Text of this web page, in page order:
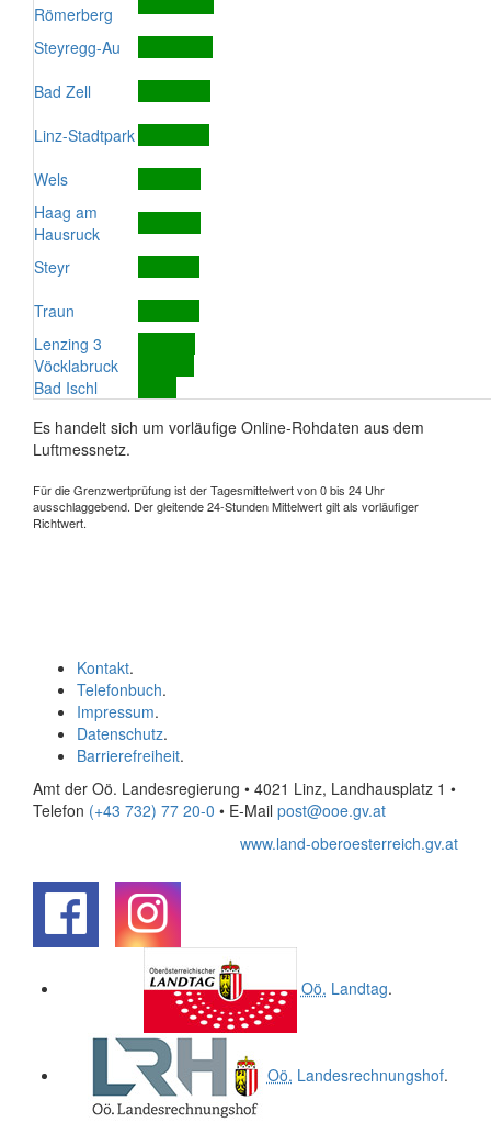
Römerberg
Steyregg-Au
Bad Zell
Linz-Stadtpark
Wels
Haag am
Hausruck
Steyr
Traun
Lenzing 3
Vöcklabruck
Bad Ischl
Es handelt sich um vorläufige Online-Rohdaten aus dem
Luftmessnetz.
Für die Grenzwertprüfung ist der Tagesmittelwert von 0 bis 24 Uhr
ausschlaggebend. Der gleitende 24-Stunden Mittelwert gilt als vorläufiger
Richtwert.
Kontakt.
Telefonbuch.
Impressum.
Datenschutz.
Barrierefreiheit.
Amt der Oö. Landesregierung • 4021 Linz, Landhausplatz 1 •
Telefon (+43 732) 77 20-0 • E-Mail post@ooe.gv.at
www.land-oberoesterreich.gv.at
Oö. Landtag.
Oö. Landesrechnungshof.